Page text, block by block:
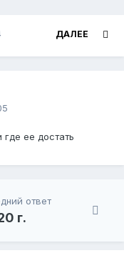
ДАЛЕЕ
ее достать
ответ
г.